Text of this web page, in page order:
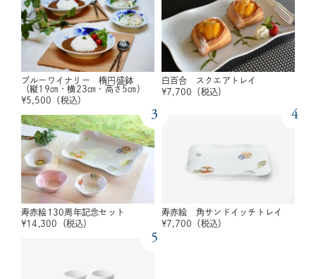
ブルーワイナリー 楕円盛鉢
（縦19㎝・横23㎝・高さ5㎝）
¥5,500 （税込）
白百合 スクエアトレイ
¥7,700 （税込）
3
寿赤絵130周年記念セット
¥14,300 （税込）
4
寿赤絵 角サンドイッチトレイ
¥7,700 （税込）
5